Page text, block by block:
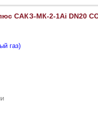
САКЗ-МК-2-1Аi DN20
газ)